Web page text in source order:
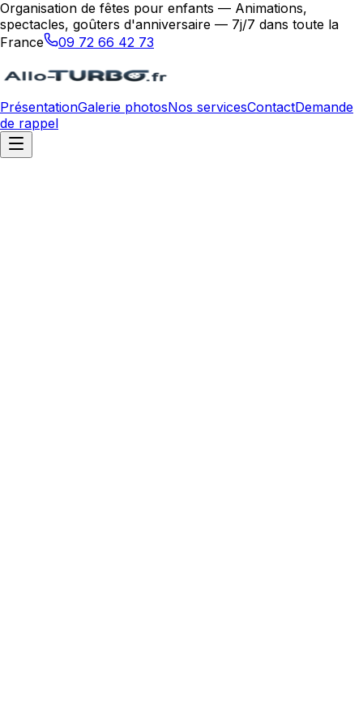
Organisation de fêtes pour enfants — Animations,
spectacles, goûters d'anniversaire — 7j/7 dans toute la
France
09 72 66 42 73
PrésentationGalerie photosNos servicesContactDemande
de rappel